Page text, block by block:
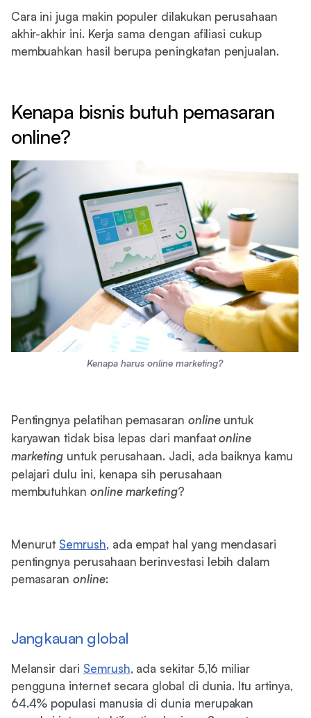
Cara ini juga makin populer dilakukan perusahaan
akhir-akhir ini. Kerja sama dengan afiliasi cukup
membuahkan hasil berupa peningkatan penjualan.
Kenapa bisnis butuh pemasaran
online?
Kenapa harus online marketing?
Pentingnya pelatihan pemasaran onlineuntuk
karyawan tidak bisa lepas dari manfaatonline
marketing untuk perusahaan. Jadi, ada baiknya kamu
pelajari dulu ini, kenapa sih perusahaan
membutuhkanonline marketing?
Menurut Semrush, ada empat hal yang mendasari
pentingnya perusahaan berinvestasi lebih dalam
pemasaranonline:
Jangkauan global
Melansir dari Semrush, ada sekitar 5,16 miliar
pengguna internet secara global di dunia. Itu artinya,
64.4% populasi manusia di dunia merupakan